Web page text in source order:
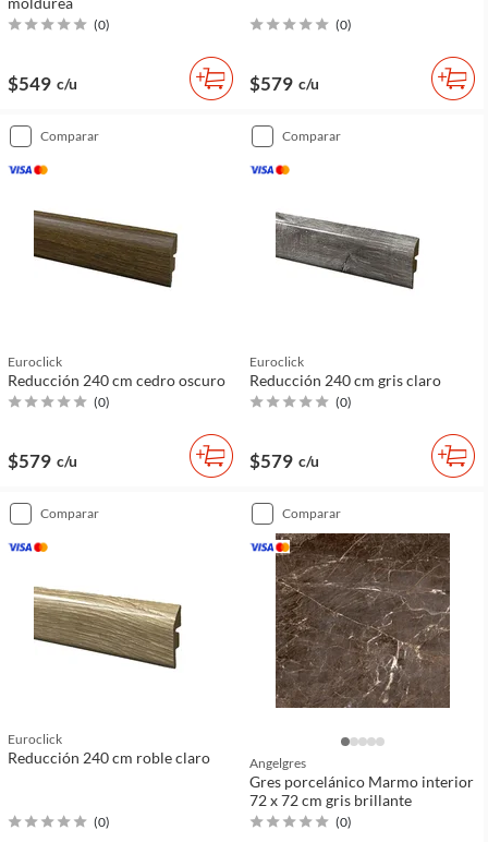
(0)
$549 c/u
(0)
$579 c/u
comparar
Euroclick
Reducción 240 cm cedro oscuro
(0)
$579 c/u
comparar
Euroclick
Reducción 240 cm gris claro
(0)
$579 c/u
comparar
Euroclick
Reducción 240 cm roble claro
(0)
comparar
Angelgres
Gres porcelánico Marmo interior
72 x 72 cm gris brillante
(0)